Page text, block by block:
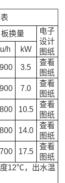
板换量
电子
设计
图纸
h
kW
3.5
查看
图纸
7.0
查看
图纸
10.5
查看
图纸
14.0
查看
图纸
17.5
查看
图纸
12℃，出水温